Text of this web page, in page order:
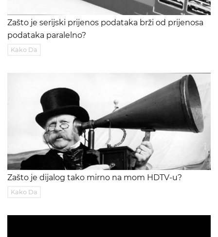
Zašto je serijski prijenos podataka brži od prijenosa
podataka paralelno?
Kako Da
Zašto je dijalog tako mirno na mom HDTV-u?
Kako Da